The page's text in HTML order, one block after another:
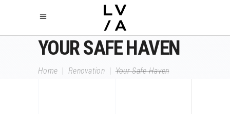
YOUR SAFE HAVEN
Home Renovation |Your Safe Haven